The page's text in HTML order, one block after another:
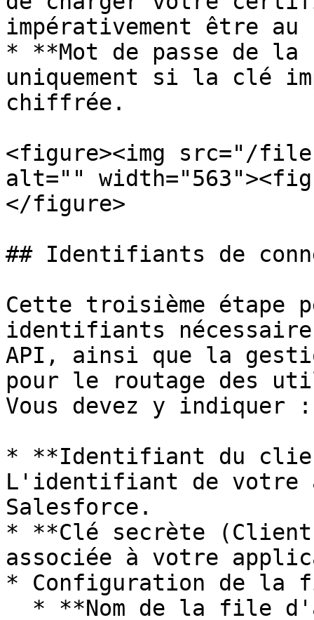
impérativement être au
* **Mot de passe de
uniquement si la clé
chiffrée.
<figure><img src="/files/
alt=""
</figure>
## Identifiants de
Cette troisième étape
identifiants
API, ainsi que la
pour le routage des
Vous devez y indiquer :
* **Identifiant du
L'identifiant de votre
Salesforce.
* **Clé secrète
associée à votre
* Configuration de